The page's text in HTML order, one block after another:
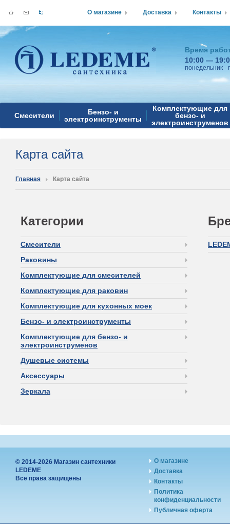
Время
10:00 —
понедельник -
Смесители
Бензо- и
электроинструменты
Комплектующие для
бензо- и
электроинструменов
Карта сайта
Главная Карта сайта
Категории
Смесители
Раковины
Комплектующие для смесителей
Комплектующие для раковин
Комплектующие для кухонных моек
Бензо- и электроинструменты
Комплектующие для бензо- и
электроинструменов
Душевые системы
Аксессуары
Зеркала
© 2014-2026 Магазин сантехники
LEDEME
Все права защищены
О магазине
Доставка
Контакты
Политика
конфиденциальности
Публичная оферта
О магазине Доставка Контакты